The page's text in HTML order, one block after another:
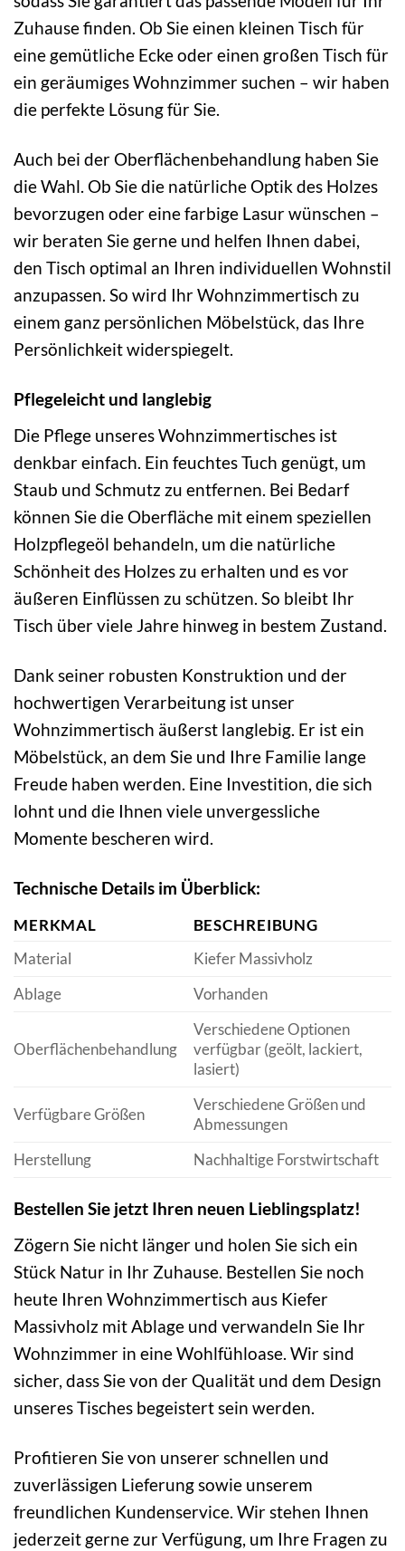
Zuhause finden. Ob Sie einen kleinen Tisch für
eine gemütliche Ecke oder einen großen Tisch für
ein geräumiges Wohnzimmer suchen – wir haben
die perfekte Lösung für Sie.
Auch bei der Oberflächenbehandlung haben Sie
die Wahl. Ob Sie die natürliche Optik des Holzes
bevorzugen oder eine farbige Lasur wünschen –
wir beraten Sie gerne und helfen Ihnen dabei,
den Tisch optimal an Ihren individuellen Wohnstil
anzupassen. So wird Ihr Wohnzimmertisch zu
einem ganz persönlichen Möbelstück, das Ihre
Persönlichkeit widerspiegelt.
Pflegeleicht und langlebig
Die Pflege unseres Wohnzimmertisches ist
denkbar einfach. Ein feuchtes Tuch genügt, um
Staub und Schmutz zu entfernen. Bei Bedarf
können Sie die Oberfläche mit einem speziellen
Holzpflegeöl behandeln, um die natürliche
Schönheit des Holzes zu erhalten und es vor
äußeren Einflüssen zu schützen. So bleibt Ihr
Tisch über viele Jahre hinweg in bestem Zustand.
Dank seiner robusten Konstruktion und der
hochwertigen Verarbeitung ist unser
Wohnzimmertisch äußerst langlebig. Er ist ein
Möbelstück, an dem Sie und Ihre Familie lange
Freude haben werden. Eine Investition, die sich
lohnt und die Ihnen viele unvergessliche
Momente bescheren wird.
Technische Details im Überblick:
MERKMAL
BESCHREIBUNG
Material
Kiefer Massivholz
Ablage
Vorhanden
Oberflächenbehandlung
Verschiedene Optionen
verfügbar (geölt, lackiert,
lasiert)
Verfügbare Größen
Verschiedene Größen und
Abmessungen
Herstellung
Nachhaltige Forstwirtschaft
Bestellen Sie jetzt Ihren neuen Lieblingsplatz!
Zögern Sie nicht länger und holen Sie sich ein
Stück Natur in Ihr Zuhause. Bestellen Sie noch
heute Ihren Wohnzimmertisch aus Kiefer
Massivholz mit Ablage und verwandeln Sie Ihr
Wohnzimmer in eine Wohlfühloase. Wir sind
sicher, dass Sie von der Qualität und dem Design
unseres Tisches begeistert sein werden.
Profitieren Sie von unserer schnellen und
zuverlässigen Lieferung sowie unserem
freundlichen Kundenservice. Wir stehen Ihnen
jederzeit gerne zur Verfügung, um Ihre Fragen zu